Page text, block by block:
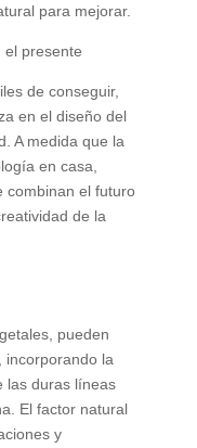
para mejorar.
el presente
de conseguir,
en el diseño del
A medida que la
en casa,
combinan el futuro
de la
pueden
incorporando la
las duras líneas
El factor natural
y